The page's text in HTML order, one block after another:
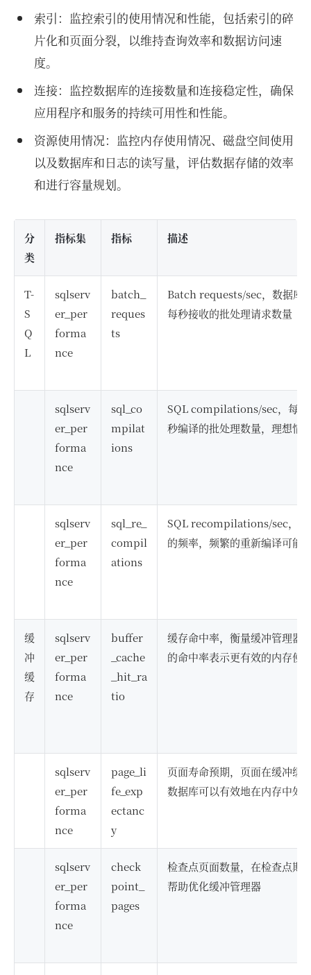
索引：监控索引的使用情况和性能，包括索引的碎
片化和页面分裂，以维持查询效率和数据访问速
度。
连接：监控数据库的连接数量和连接稳定性，确保
应用程序和服务的持续可用性和性能。
资源使用情况：监控内存使用情况、磁盘空间使用
以及数据库和日志的读写量，评估数据存储的效率
和进行容量规划。
分
类
指标集 指标 描述
T-
S
Q
L
sqlserv
er_per
forma
nce
batch_
reques
ts
Batch requests/sec，数据库
每秒接收的批处理请求数量
sqlserv
er_per
forma
nce
sql_co
mpilat
ions
SQL compilations/sec，每秒
秒编译的批处理数量，理想情
sqlserv
er_per
forma
nce
sql_re_
compil
ations
SQL recompilations/sec，每
的频率，频繁的重新编译可能
缓
冲
缓
存
sqlserv
er_per
forma
nce
buffer
_cache
_hit_ra
tio
缓存命中率，衡量缓冲管理器
的命中率表示更有效的内存使
sqlserv
er_per
forma
nce
page_li
fe_exp
ectanc
y
页面寿命预期，页面在缓冲缓
数据库可以有效地在内存中处
sqlserv
er_per
forma
nce
check
point_
pages
检查点页面数量，在检查点期
帮助优化缓冲管理器